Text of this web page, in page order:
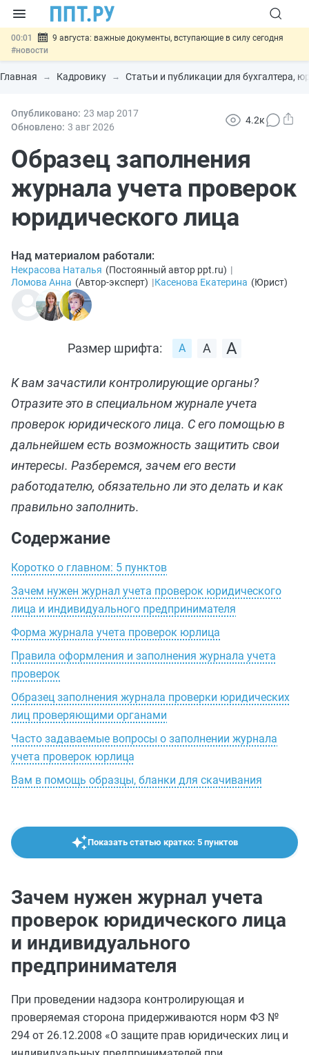
00:01
9 августа: важные документы, вступающие в силу сегодня
#новости
07.08 Подписан закон о блокировке продажи опасных товаров через
«Честный знак»#новости
07.08 Госпошлину за устранение ошибок в документах предлагают
отменить#новости
отношений
Главная Кадровику Статьи и публикации для бухгалтера,
Опубликовано: 23 мар 2017
Обновлено: 3 авг2026
4.2к
Образец заполнения
журнала учета проверок
юридического лица
Над материалом работали:
Некрасова Наталья (Постоянный автор ppt.ru) |
Ломова Анна (Автор-эксперт) |Касенова Екатерина (Юрист)
Размер шрифта:
К вам зачастили контролирующие органы?
Отразите это в специальном журнале учета
проверок юридического лица. С его помощью в
дальнейшем есть возможность защитить свои
интересы. Разберемся, зачем его вести
работодателю, обязательно ли это делать и как
правильно заполнить.
Содержание
Коротко о главном: 5 пунктов
Зачем нужен журнал учета проверок юридического
лица и индивидуального предпринимателя
Форма журнала учета проверок юрлица
Правила оформления и заполнения журнала учета
проверок
Образец заполнения журнала проверки юридических
лиц проверяющими органами
Часто задаваемые вопросы о заполнении журнала
учета проверок юрлица
Вам в помощь образцы, бланки для скачивания
Показать статью кратко: 5 пунктов
Зачем нужен журнал учета
проверок юридического лица
и индивидуального
предпринимателя
При проведении надзора контролирующая и
проверяемая сторона придерживаются норм ФЗ №
294 от 26.12.2008 «О защите прав юридических лиц и